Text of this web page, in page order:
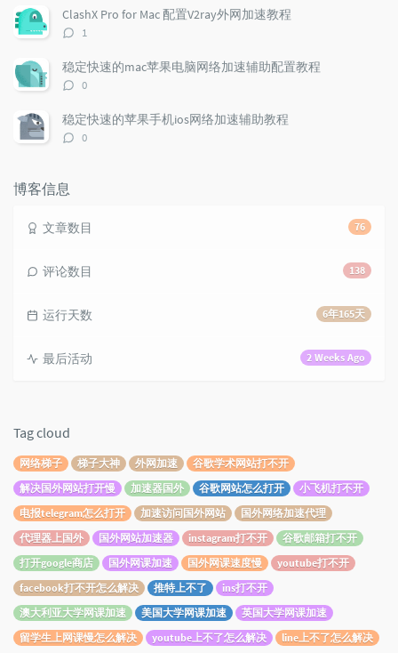
t
i
l
e
m
t
数：
ClashX Pro for Mac 配置V2ray外网加速教程
评
数：
1
稳定快速的mac苹果电脑网络加速辅助配置教程
评
数：
0
稳定快速的苹果手机ios网络加速辅助教程
评
0
博客信息
76
文章数目
138
评论数目
6年165天
运行天数
2 Weeks Ago
最后活动
Tag cloud
网络梯子 梯子大神 外网加速
谷歌学术网站打不开
解决国外网站打开慢
加速器国外 谷歌网站怎么打开
小飞机打不开
电报telegram怎么打开
加速访问国外网站
国外网络加速代理
代理器上国外
国外网站加速器 instagram打不开
谷歌邮箱打不开
打开google商店
国外网课加速 国外网课速度慢
youtube打不开
facebook打不开怎么解决
推特上不了
ins打不开
澳大利亚大学网课加速
美国大学网课加速
英国大学网课加速
留学生上网课慢怎么解决
youtube上不了怎么解决 line上不了怎么解决